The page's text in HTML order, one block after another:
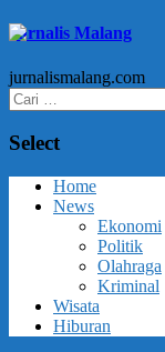
Jurnalis Malang
jurnalismalang.com
Cari
untuk:
Select
Home
News
Ekonomi
Politik
Olahraga
Kriminal
Wisata
Hiburan